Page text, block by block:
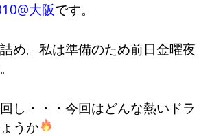
大阪です。
め。私は準備のため前日金曜夜
し・・・今回はどんな熱いドラ
うか